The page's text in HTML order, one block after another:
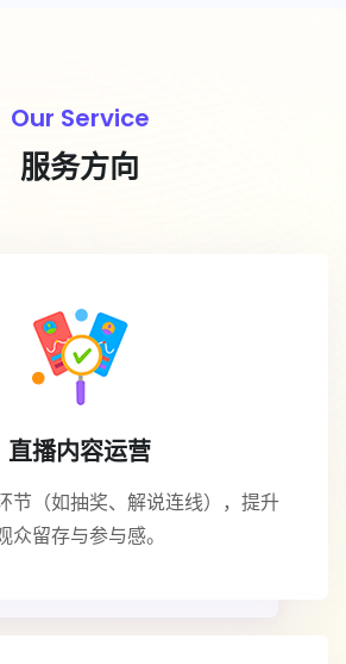
Our Service
服务方向
直播内容运营
节（如抽奖、解说连线），提升
众留存与参与感。